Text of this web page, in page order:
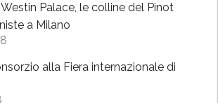
Palace, le colline del Pinot
a Milano
alla Fiera internazionale di